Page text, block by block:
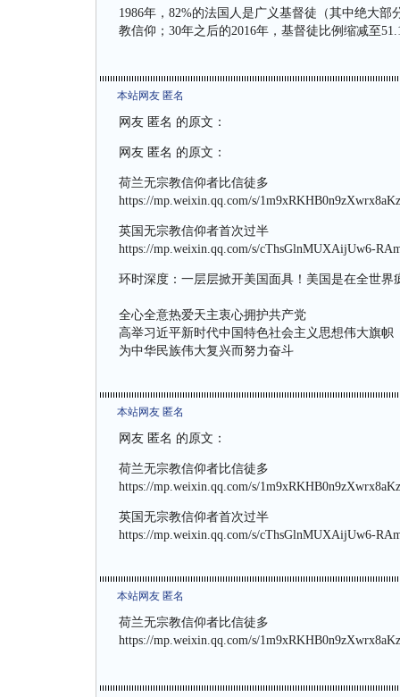
1986年，82%的法国人是广义基督徒（其中绝大
教信仰；30年之后的2016年，基督徒比例缩减至
本站网友 匿名
网友 匿名 的原文：
网友 匿名 的原文：
荷兰无宗教信仰者比信徒多
https://mp.weixin.qq.com/s/
英国无宗教信仰者首次过半
https://mp.weixin.qq.com/s/cThsGlnMUXAijUw6-
环时深度：一层层掀开美国面具！美国是在全世界
全心全意热爱天主衷心拥护共产党
高举习近平新时代中国特色社会主义思想伟大旗帜
为中华民族伟大复兴而努力奋斗
本站网友 匿名
网友 匿名 的原文：
荷兰无宗教信仰者比信徒多
https://mp.weixin.qq.com/s/
英国无宗教信仰者首次过半
https://mp.weixin.qq.com/s/cThsGlnMUXAijUw6-
本站网友 匿名
荷兰无宗教信仰者比信徒多
https://mp.weixin.qq.com/s/